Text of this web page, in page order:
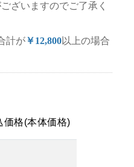
ざいますのでご了承く
計が￥12,800以上の場合
価格(本体価格)